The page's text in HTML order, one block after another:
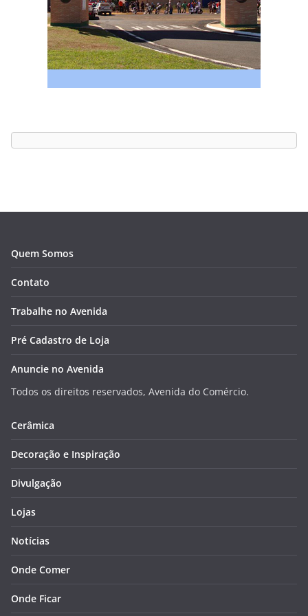
Quem Somos
Contato
Trabalhe no Avenida
Pré Cadastro de Loja
Anuncie no Avenida
Todos os direitos reservados, Avenida do Comércio.
Cerâmica
Decoração e Inspiração
Divulgação
Lojas
Notícias
Onde Comer
Onde Ficar